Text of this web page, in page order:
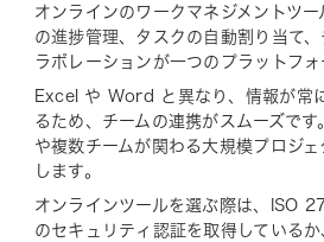
オンラインのワークマネジメントツー
の進捗管理、タスクの自動割り当て
ラボレーションが一つのプラットフォ
Excel や Word と異なり、情報が常
るため、チームの連携がスムーズで
や複数チームが関わる大規模プロジ
します。
オンラインツールを選ぶ際は、ISO
のセキュリティ認証を取得している